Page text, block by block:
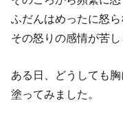
ふだんはめったに怒ら
その怒りの感情が苦
ある日、どうしても胸
塗ってみました。